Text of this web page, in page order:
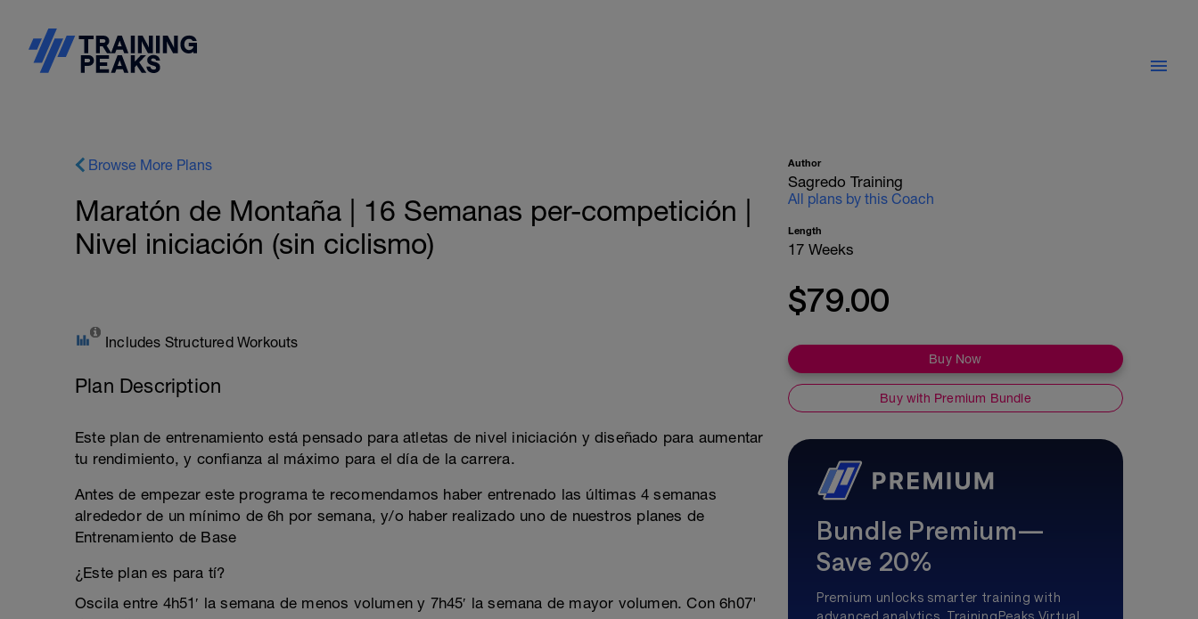
Browse More Plans
Maratón de Montaña | 16 Semanas per-competición |
Nivel iniciación (sin ciclismo)
Includes Structured Workouts
Plan Description
Este plan de entrenamiento está pensado para atletas de nivel iniciación y diseñado para aumentar
tu rendimiento, y confianza al máximo para el día de la carrera.
Antes de empezar este programa te recomendamos haber entrenado las últimas 4 semanas
alrededor de un mínimo de 6h por semana, y/o haber realizado uno de nuestros planes de
Entrenamiento de Base
¿Este plan es para tí?
Oscila entre 4h51′ la semana de menos volumen y 7h45′ la semana de mayor volumen. Con 6h07'
Author
Sagredo Training
All plans by this Coach
Length
17 Weeks
$79.00
Buy Now
Buy with Premium Bundle
Bundle Premium—
Save 20%
Premium unlocks smarter training with
advanced analytics, TrainingPeaks Virtual,